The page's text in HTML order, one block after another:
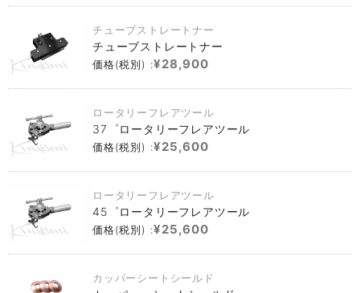
チューブストレートナー
チューブストレートナー
価格(税別) :¥28,900
ロータリーフレアツール
37゜ロータリーフレアツール
価格(税別) :¥25,600
ロータリーフレアツール
45゜ロータリーフレアツール
価格(税別) :¥25,600
カッパーシートシールド